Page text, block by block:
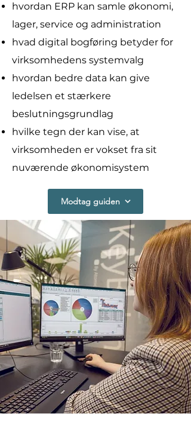
hvordan ERP kan samle økonomi,
lager, service og administration
hvad digital bogføring betyder for
virksomhedens systemvalg
hvordan bedre data kan give
ledelsen et stærkere
beslutningsgrundlag
hvilke tegn der kan vise, at
virksomheden er vokset fra sit
nuværende økonomisystem
Modtag guiden